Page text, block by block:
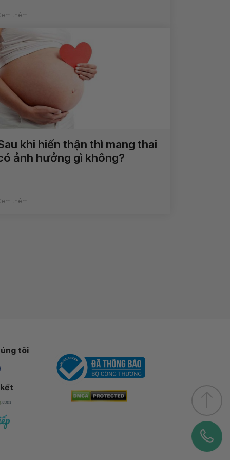
thêm
khi hiến thận thì mang thai
ảnh hưởng gì không?
thêm
tôi